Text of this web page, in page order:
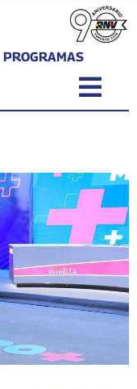
PROGRAMAS